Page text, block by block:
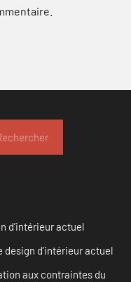
d’intérieur actuel
design d’intérieur actuel
aux contraintes du